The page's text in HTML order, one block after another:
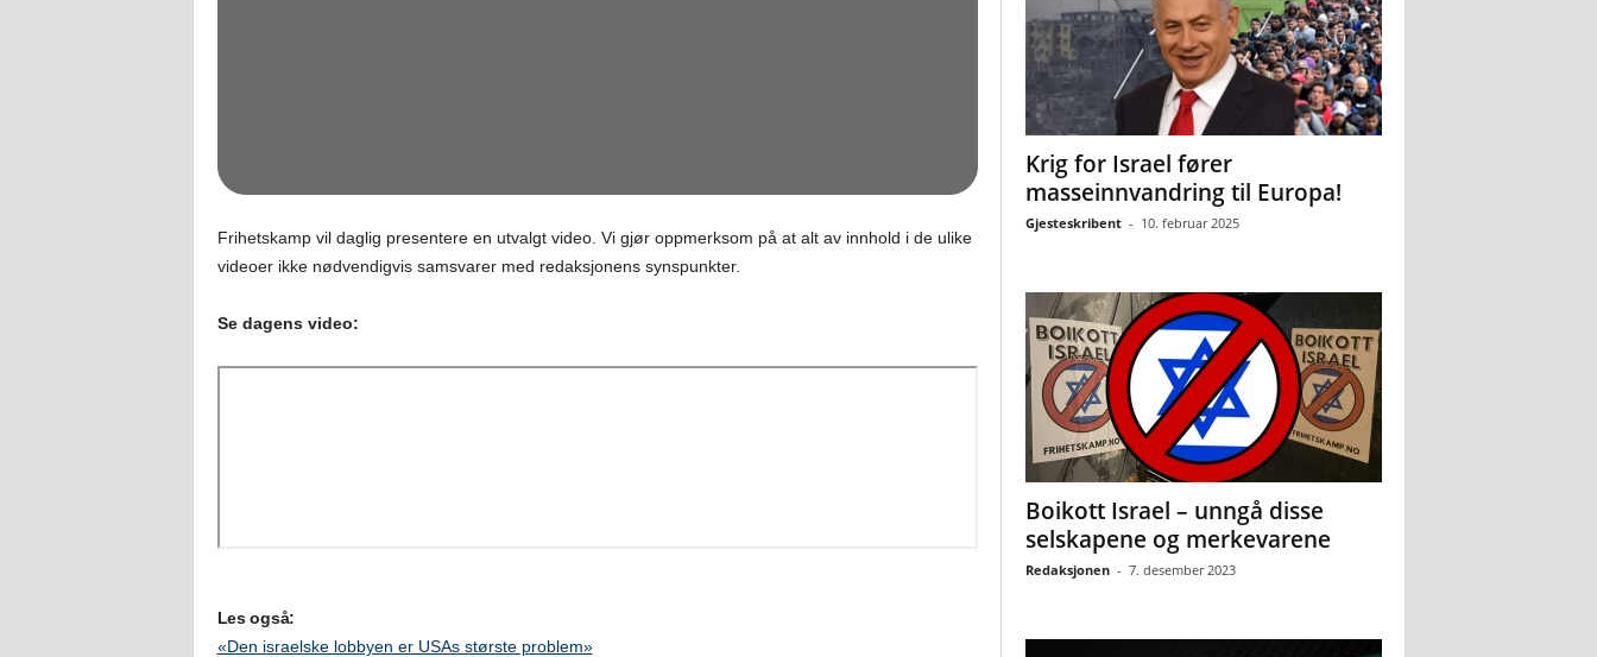
Frihetskamp vil daglig presentere en utvalgt video. Vi gjør oppmerksom på at alt av innhold i de ulike
videoer ikke nødvendigvis samsvarer med redaksjonens synspunkter.
Se dagens video:
Les også:
«Den israelske lobbyen er USAs største problem»
Krig for Israel fører
masseinnvandring til Europa!
Gjesteskribent - 10. februar 2025
Boikott Israel – unngå disse
selskapene og merkevarene
Redaksjonen - 7. desember 2023